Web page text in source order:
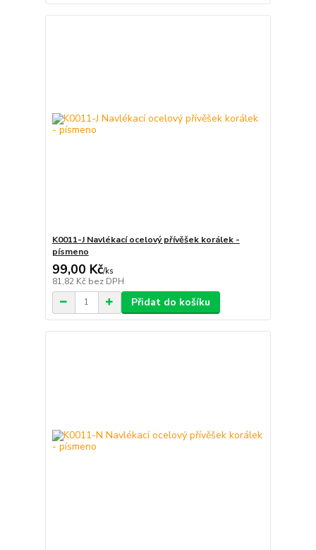
K0011-J Navlékací ocelový přívěšek korálek -
písmeno
99,00 Kč/ks
81,82 Kč bez DPH
Přidat do košíku